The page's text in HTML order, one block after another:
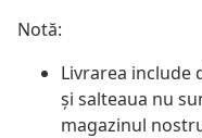
Notă:
Livrarea include
și salteaua nu
magazinul